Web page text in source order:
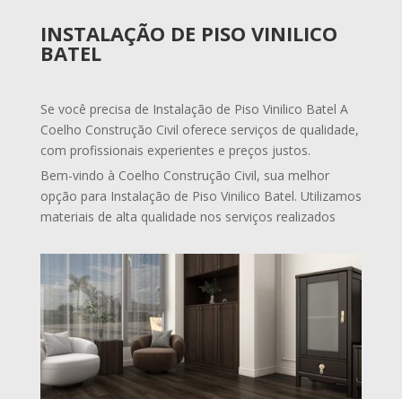
INSTALAÇÃO DE PISO VINILICO
BATEL
Se você precisa de Instalação de Piso Vinilico Batel A
Coelho Construção Civil oferece serviços de qualidade,
com profissionais experientes e preços justos.
Bem-vindo à Coelho Construção Civil, sua melhor
opção para Instalação de Piso Vinilico Batel. Utilizamos
materiais de alta qualidade nos serviços realizados